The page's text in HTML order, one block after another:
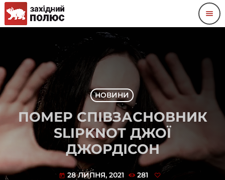
menu
НОВИНИ
ПОМЕР СПІВЗАСНОВНИК
SLIPKNOT ДЖОЇ
ДЖОРДІСОН
today 28 ЛИПНЯ, 2021 281